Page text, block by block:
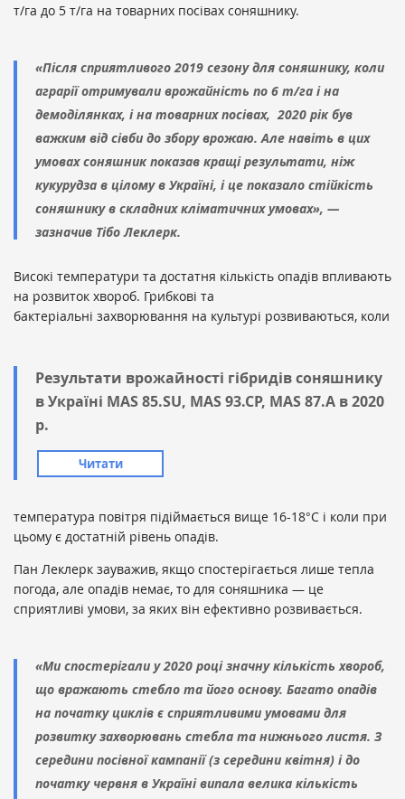
т/га до 5 т/га на товарних посівах соняшнику.
«Після сприятливого 2019 сезону для соняшнику, коли
аграрії отримували врожайність по 6 т/га і на
демоділянках, і на товарних посівах, 2020 рік був
важким від сівби до збору врожаю. Але навіть в цих
умовах соняшник показав кращі результати, ніж
кукурудза в цілому в Україні, і це показало стійкість
соняшнику в складних кліматичних умовах», —
зазначив Тібо Леклерк.
Високі температури та достатня кількість опадів впливають
на розвиток хвороб. Грибкові та
бактеріальні захворювання на культурі розвиваються, коли
Результати врожайності гібридів соняшнику
в Україні MAS 85.SU, MAS 93.CP, MAS 87.А в 2020
р.
Читати
температура повітря підіймається вище 16-18°C і коли при
цьому є достатній рівень опадів.
Пан Леклерк зауважив, якщо спостерігається лише тепла
погода, але опадів немає, то для соняшника — це
сприятливі умови, за яких він ефективно розвивається.
«Ми спостерігали у 2020 році значну кількість хвороб,
що вражають стебло та його основу. Багато опадів
на початку циклів є сприятливими умовами для
розвитку захворювань стебла та нижнього листя. З
середини посівної кампанії (з середини квітня) і до
початку червня в Україні випала велика кількість